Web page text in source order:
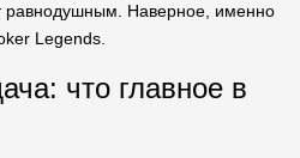
равнодушным. Наверное, именно
Legends.
что главное в